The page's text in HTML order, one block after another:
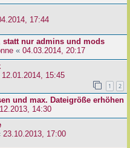
17:44
statt nur admins und mods
« 04.03.2014, 20:17
12.01.2014, 15:45
1 2
und max. Dateigröße erhöhen
14:30
23.10.2013, 17:00